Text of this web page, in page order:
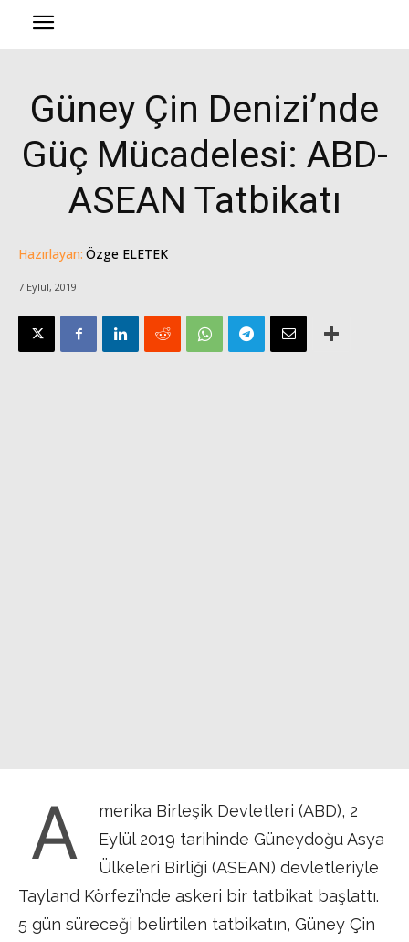
Güney Çin Denizi’nde
Güç Mücadelesi: ABD-
ASEAN Tatbikatı
Hazırlayan: Özge ELETEK
7 Eylül, 2019
A
merika Birleşik Devletleri (ABD), 2
Eylül 2019 tarihinde Güneydoğu Asya
Ülkeleri Birliği (ASEAN) devletleriyle
Tayland Körfezi’nde askeri bir tatbikat başlattı.
5 gün süreceği belirtilen tatbikatın, Güney Çin